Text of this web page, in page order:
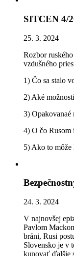
SITCEN 4/
25. 3. 2024
Rozbor
vzdušného
1) Čo sa stalo
2) Aké
3) Opakovanaé
4) O čo Rusom
5) Ako to
24. 3. 2024
V najnovšej
Pavlom
bráni, Rusi
Slovensko je v
kupovať ďalšie